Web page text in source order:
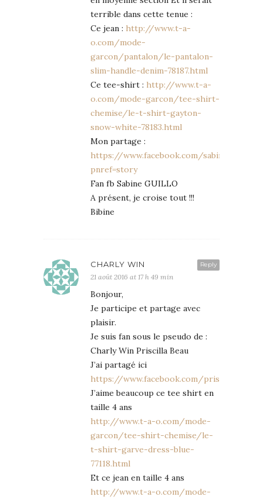
terrible dans cette tenue :
Ce jean : http://www.t-a-
o.com/mode-
garcon/pantalon/le-pantalon-
slim-handle-denim-78187.html
Ce tee-shirt : http://www.t-a-
o.com/mode-garcon/tee-shirt-
chemise/le-t-shirt-gayton-
snow-white-78183.html
Mon partage :
https://www.facebook.com/
pnref=story
Fan fb Sabine GUILLO
A présent, je croise tout !!!
Bibine
Reply
CHARLY WIN
21 août 2016 at 17 h 49 min
Bonjour,
Je participe et partage avec
plaisir.
Je suis fan sous le pseudo de :
Charly Win Priscilla Beau
J’ai partagé ici
https://www.facebook.com/priscilla.beau.9/
J’aime beaucoup ce tee shirt en
taille 4 ans
http://www.t-a-o.com/mode-
garcon/tee-shirt-chemise/le-
t-shirt-garve-dress-blue-
77118.html
Et ce jean en taille 4 ans
http://www.t-a-o.com/mode-